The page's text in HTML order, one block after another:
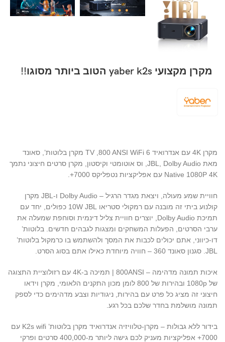
מקרן מקצועי yaber k2s הטוב ביותר מסוגו!!
מקרן 4K עם אנדרואיד TV ,800 ANSI WiFi 6 מקרן בלוטות’, סאונד
מאת JBL, Dolby Audio, וס אוטומטי וקיסטון, מקרן סרטים חיצוני נתמך
Native 1080P 4K עם אפליקציות נטפליקס 7000+.
חוויית שמע מעולה, ויצאת מגדר הרגיל – Dolby Audio ו-JBL מקרן
קולנוע ביתי זה מובנה עם רמקולי סטריאו 10W JBL כפולים, יחד עם
תמיכת Dolby Audio, יוצרים חוויית צליל דינמית וסוחפת שמעלה את
ערבי הסרטים, הפעלות המשחקים ומצגות לגבהים חדשים. בלוטות’
דו-כיווני, אתם יכולים לכבות את המסך ולהשתמש בו כרמקול בלוטות’
JBL. סגנון סאונד 360 – חוויה מיוחדת כאילו אתם בסוג הסרט.
איכות תמונה מדהימה – 800ANSI | תמיכה ב-4K עם רזולוציית התצוגה
של 1080p ובהירות של 800 לומן מכון התקנים הלאומי, מקרן וידאו
חיצוני זה מציג כל פרט עם בהירות, ניגודיות וצבע מדהימים כדי לספק
תמונה מושלמת בחדר שלכם בכל רגע.
בידור ללא גבולות – מקרן-טלוויזיה אנדרואיד מקרן בלוטות’ K2s wifi עם
7000+ אפליקציות מעניק לכם גישה ליותר מ-400,000 סרטים ופרקי